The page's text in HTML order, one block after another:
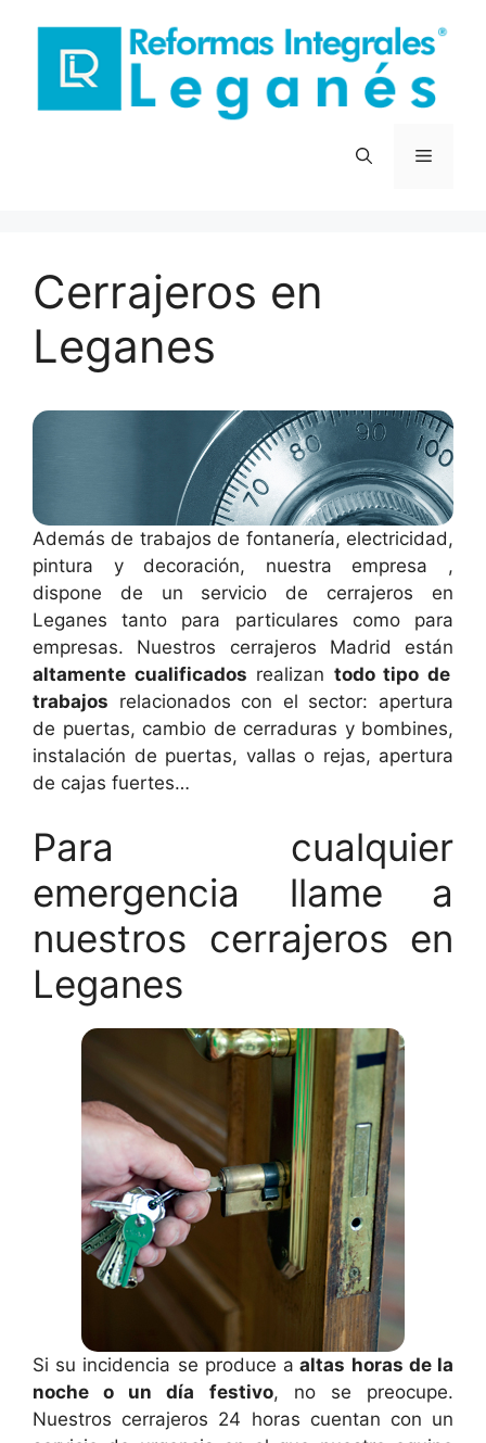
contenido
Menú
Cerrajeros en
Leganes
Además de trabajos de fontanería, electricidad,
pintura y decoración, nuestra empresa ,
dispone de un servicio de cerrajeros en
Leganes tanto para particulares como para
empresas. Nuestros cerrajeros Madrid están
altamente cualificados realizan todo tipo de
trabajos relacionados con el sector: apertura
de puertas, cambio de cerraduras y bombines,
instalación de puertas, vallas o rejas, apertura
de cajas fuertes…
Para cualquier
emergencia llame a
nuestros cerrajeros en
Leganes
Si su incidencia se produce a altas horas de la
noche o un día festivo, no se preocupe.
Nuestros cerrajeros 24 horas cuentan con un